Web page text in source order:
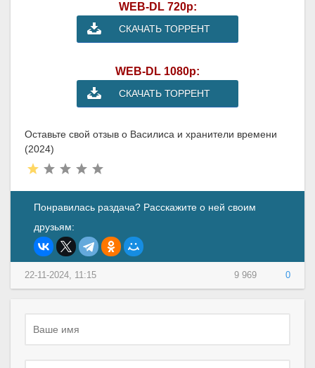
WEB-DL 720p:
СКАЧАТЬ ТОРРЕНТ
WEB-DL 1080p:
СКАЧАТЬ ТОРРЕНТ
Оставьте свой отзыв о Василиса и хранители времени
(2024)
Понравилась раздача? Расскажите о ней своим
друзьям:
9 969 0
22-11-2024, 11:15